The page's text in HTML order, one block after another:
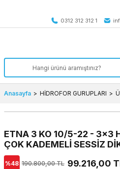
0312 312 312 1
Anasayfa HİDROFOR GURUPLARI
ETNA 3 KO 10/5-22 - 3x3
ÇOK KADEMELİ SESSİZ
%48 190.800,00 TL 99.216,00